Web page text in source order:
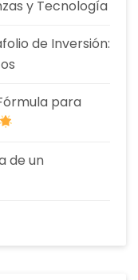
y Tecnología
de Inversión:
para
de un